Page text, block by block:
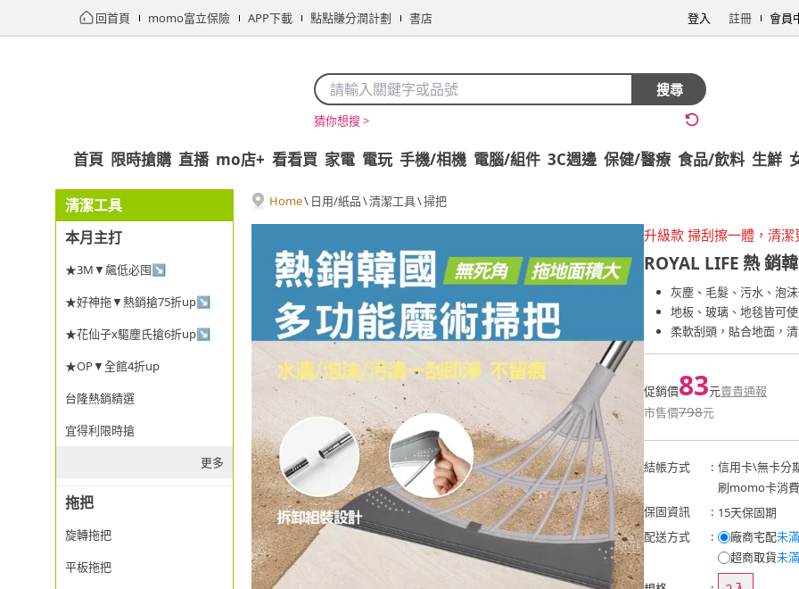
回首頁 momo富立保險 APP下載 點點賺分潤計劃 書店 登入 註冊 會員
搜尋
猜你想搜 >
首頁 限時搶購 直播 mo店+ 看看買 家電 電玩 手機/相機 電腦/組件 3C週邊 保健/醫療 食品/飲料 生鮮
清潔工具
本月主打
★3M▼飆低必囤↘
★好神拖▼熱銷搶75折up↘
★花仙子x驅塵氏搶6折up↘
★OP▼全館4折up
台隆熱銷精選
宜得利限時搶
更多
拖把
旋轉拖把
平板拖把
Home\ 日用/紙品\清潔工具\掃把
升級款 掃刮擦一體，清潔
ROYAL LIFE熱 銷
灰塵、毛髮、污水、泡
地板、玻璃、地毯皆可
柔軟刮頭，貼合地面，
促銷價83元賣貴通報
市售價798元
結帳方式 : 信用卡\無卡分
刷momo卡消
保固資訊
: 15天保固期
配送方式
: 廠商宅配未
超商取貨未